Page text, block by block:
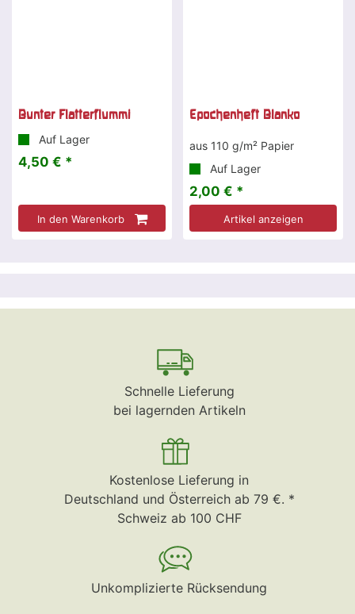
Bunter Flatterflummi
Auf Lager
4,50 € *
In den Warenkorb
Epochenheft Blanko
aus 110 g/m² Papier
Auf Lager
2,00 € *
Artikel anzeigen
Schnelle Lieferung
bei lagernden Artikeln
Kostenlose Lieferung in
Deutschland und Österreich ab 79 €. *
Schweiz ab 100 CHF
Unkomplizierte Rücksendung